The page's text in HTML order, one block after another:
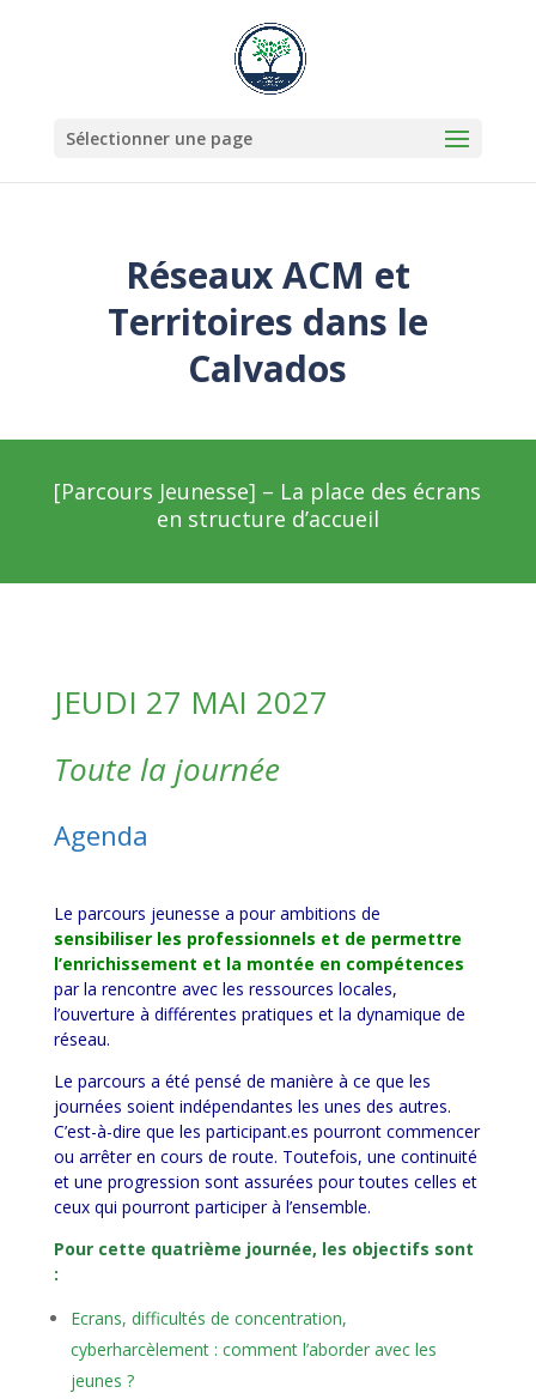
Sélectionner une page
Réseaux ACM et
Territoires dans le
Calvados
[Parcours Jeunesse] – La place des écrans
en structure d’accueil
JEUDI 27 MAI 2027
Toute la journée
Agenda
Le parcours jeunesse a pour ambitions de
sensibiliser les professionnels et de permettre
l’enrichissement et la montée en compétences
par la rencontre avec les ressources locales,
l’ouverture à différentes pratiques et la dynamique de
réseau.
Le parcours a été pensé de manière à ce que les
journées soient indépendantes les unes des autres.
C’est-à-dire que les participant.es pourront commencer
ou arrêter en cours de route. Toutefois, une continuité
et une progression sont assurées pour toutes celles et
ceux qui pourront participer à l’ensemble.
Pour cette quatrième journée, les objectifs sont
:
Ecrans, difficultés de concentration,
cyberharcèlement : comment l’aborder avec les
jeunes ?